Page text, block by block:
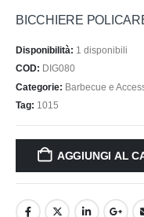
BICCHIERE
Disponibilità: 1 disponibili
COD: DIG080
Categorie: Barbecue e
Tag: 1015
AGGIUNGI AL